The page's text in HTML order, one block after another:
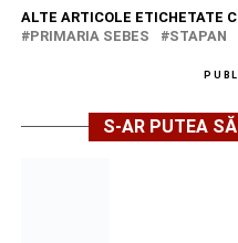
ALTE ARTICOLE ETICHETATE
PRIMARIA SEBES
STAPAN
S-AR PUTEA